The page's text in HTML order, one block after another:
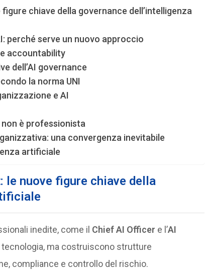
chiave della governance dell’intelligenza
perché serve un nuovo approccio
accountability
dell’AI governance
la norma UNI
e AI
non è professionista
una convergenza inevitabile
artificiale
le nuove figure chiave della
inedite, come il Chief AI Officer e l’AI
ma costruiscono strutture
compliance e controllo del rischio.